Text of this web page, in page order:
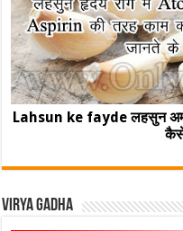
Lahsun ke fayde लहसुन
Virya Gadha